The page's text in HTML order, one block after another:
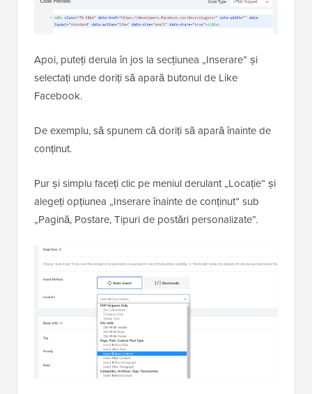
Apoi, puteți derula în jos la secțiunea „Inserare” și
selectați unde doriți să apară butonul de Like
Facebook.
De exemplu, să spunem că doriți să apară înainte de
conținut.
Pur și simplu faceți clic pe meniul derulant „Locație” și
alegeți opțiunea „Inserare înainte de conținut” sub
„Pagină, Postare, Tipuri de postări personalizate”.